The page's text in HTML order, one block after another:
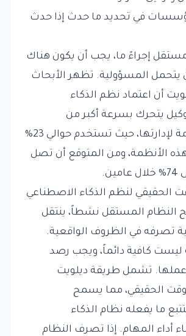
في تحديد ما حدث إذا حدث
مستقل إجراءً ما، يجب أن يكون هناك
المسؤولية. تظهر الأبحاث
أن اعتماد نظم الذكاء
يتحرك بسرعة أكبر من
الضوابط اللازمة لإدارتها، حيث تستخدم حوالي 23%
الأنظمة، ومن المتوقع أن تصل
الحقيقي لنظم الذكاء الاصطناعي
النظام المستقل نشطاً، ينتقل
تصرفه في الظروف الواقعية.
ليست كافية دائماً، ويجب رصد
عملها. تشمل طريقة ديلويت
الحقيقي، مما يسمح
ما يفعله نظام الذكاء
أداء المهام. إذا تصرف النظام